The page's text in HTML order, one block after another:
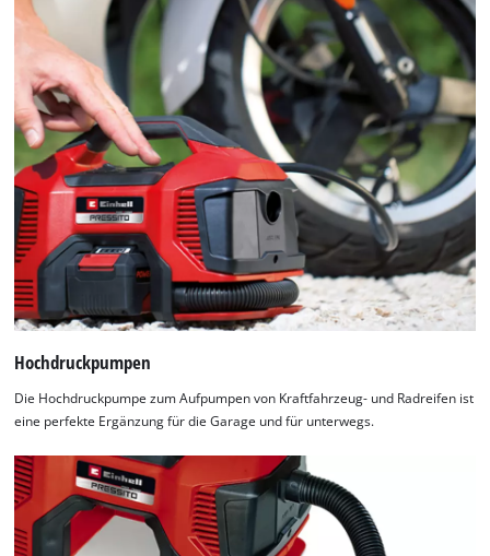
Hochdruckpumpen
Die Hochdruckpumpe zum Aufpumpen von Kraftfahrzeug- und Radreifen ist
eine perfekte Ergänzung für die Garage und für unterwegs.